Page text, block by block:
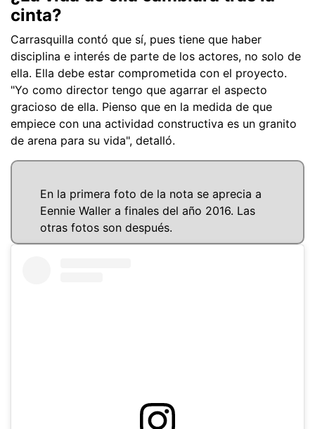
cinta?
Carrasquilla contó que sí, pues tiene que haber
disciplina e interés de parte de los actores, no solo de
ella. Ella debe estar comprometida con el proyecto.
"Yo como director tengo que agarrar el aspecto
gracioso de ella. Pienso que en la medida de que
empiece con una actividad constructiva es un granito
de arena para su vida", detalló.
En la primera foto de la nota se aprecia a
Eennie Waller a finales del año 2016. Las
otras fotos son después.